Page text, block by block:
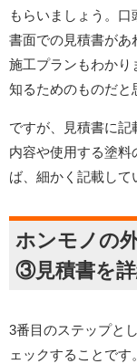
もらいましょう。口
書面での見積書があ
施工プランもわかり
知るためのものだと
ですが、見積書に
内容や使用する塗
ば、細かく記載して
ホンモノの
③見積書を
3番目のステップと
ェックすることで